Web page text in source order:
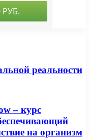
реальности
– курс
на организм